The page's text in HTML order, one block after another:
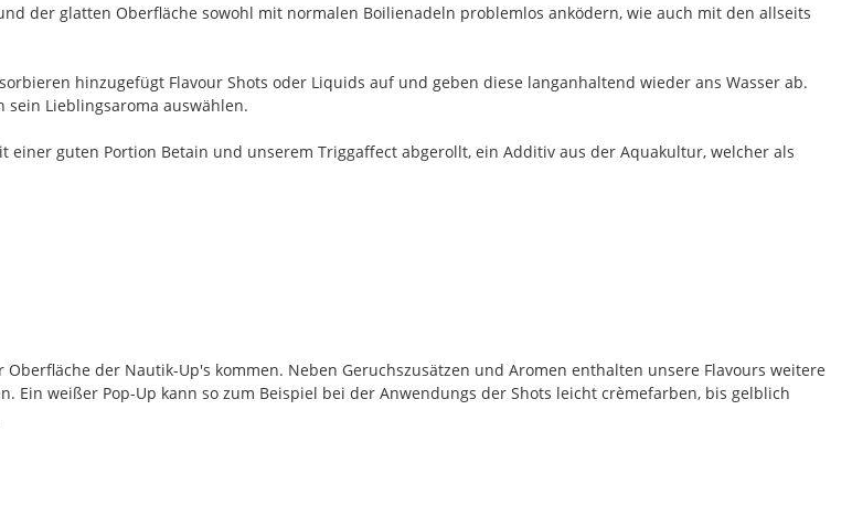
der glatten Oberfläche sowohl mit normalen Boilienadeln problemlos anködern, wie auch mit den allseits
hinzugefügt Flavour Shots oder Liquids auf und geben diese langanhaltend wieder ans Wasser ab.
sein Lieblingsaroma auswählen.
guten Portion Betain und unserem Triggaffect abgerollt, ein Additiv aus der Aquakultur, welcher als
der Nautik-Up's kommen. Neben Geruchszusätzen und Aromen enthalten unsere Flavours weitere
Ein weißer Pop-Up kann so zum Beispiel bei der Anwendungs der Shots leicht crèmefarben, bis gelblich